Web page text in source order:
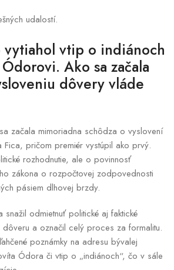
udalostí.
vytiahol vtip o indiánoch
Ako sa začala
dôvery vláde
začala mimoriadna schôdza o vyslovení
pričom premiér vystúpil ako prvý.
rozhodnutie, ale o povinnosť
zákona o rozpočtovej zodpovednosti
pásiem dlhovej brzdy.
odmietnuť politické aj faktické
a označil celý proces za formalitu.
poznámky na adresu bývalej
Ódora či vtip o „indiánoch“, čo v sále